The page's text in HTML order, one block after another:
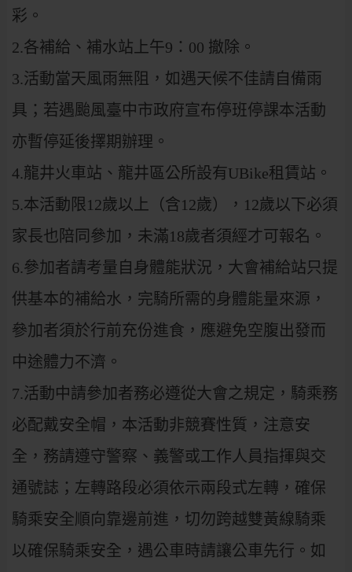
彩。
2.各補給、補水站上午9：00 撤除。
3.活動當天風雨無阻，如遇天候不佳請自備雨
具；若遇颱風臺中市政府宣布停班停課本活動
亦暫停延後擇期辦理。
4.龍井火車站、龍井區公所設有UBike租賃站。
5.本活動限12歲以上（含12歲），12歲以下必須
家長也陪同參加，未滿18歲者須經才可報名。
6.參加者請考量自身體能狀況，大會補給站只提
供基本的補給水，完騎所需的身體能量來源，
參加者須於行前充份進食，應避免空腹出發而
中途體力不濟。
7.活動中請參加者務必遵從大會之規定，騎乘務
必配戴安全帽，本活動非競賽性質，注意安
全，務請遵守警察、義警或工作人員指揮與交
通號誌；左轉路段必須依示兩段式左轉，確保
騎乘安全順向靠邊前進，切勿跨越雙黃線騎乘
以確保騎乘安全，遇公車時請讓公車先行。如